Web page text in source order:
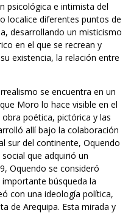
psicológica e intimista del
localice diferentes puntos de
desarrollando un misticismo
en el que se recrean y
existencia, la relación entre
se encuentra en un
Moro lo hace visible en el
poética, pictórica y las
allí bajo la colaboración
sur del continente, Oquendo
que adquirió un
Oquendo se consideró
búsqueda la
con una ideología política,
de Arequipa. Esta mirada y